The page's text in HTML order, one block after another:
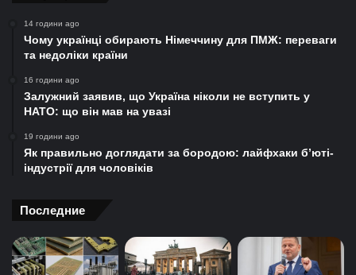
14 години ago
Чому українці обирають Німеччину для ПМЖ: переваги
та недоліки країни
16 години ago
Залужний заявив, що Україна ніколи не вступить у
НАТО: що він мав на увазі
19 години ago
Як правильно доглядати за бородою: лайфхаки б’юті-
індустрії для чоловіків
Последние